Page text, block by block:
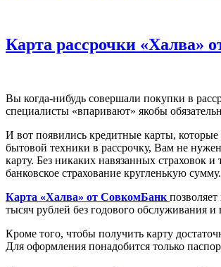
Карта рассрочки «Халва»
Вы когда-нибудь совершали покупки в
специалисты «впаривают» якобы
И вот появились кредитные карты,
бытовой техники в рассрочку, Вам не
карту. Без никаких навязанных страховок
банковское страхование кругленькую
Карта «Халва» от СовкомБанк
тысяч рублей без годового обслуживания
Кроме того, чтобы получить карту
Для оформления понадобится только